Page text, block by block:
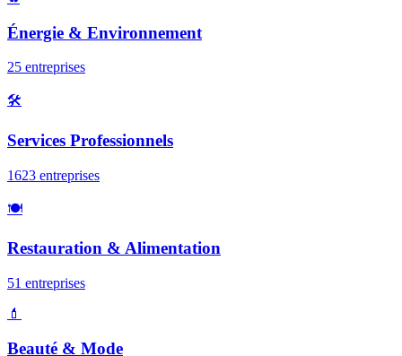
Énergie & Environnement
25 entreprises
🛠️
Services Professionnels
1623 entreprises
🍽️
Restauration & Alimentation
51 entreprises
💄
Beauté & Mode